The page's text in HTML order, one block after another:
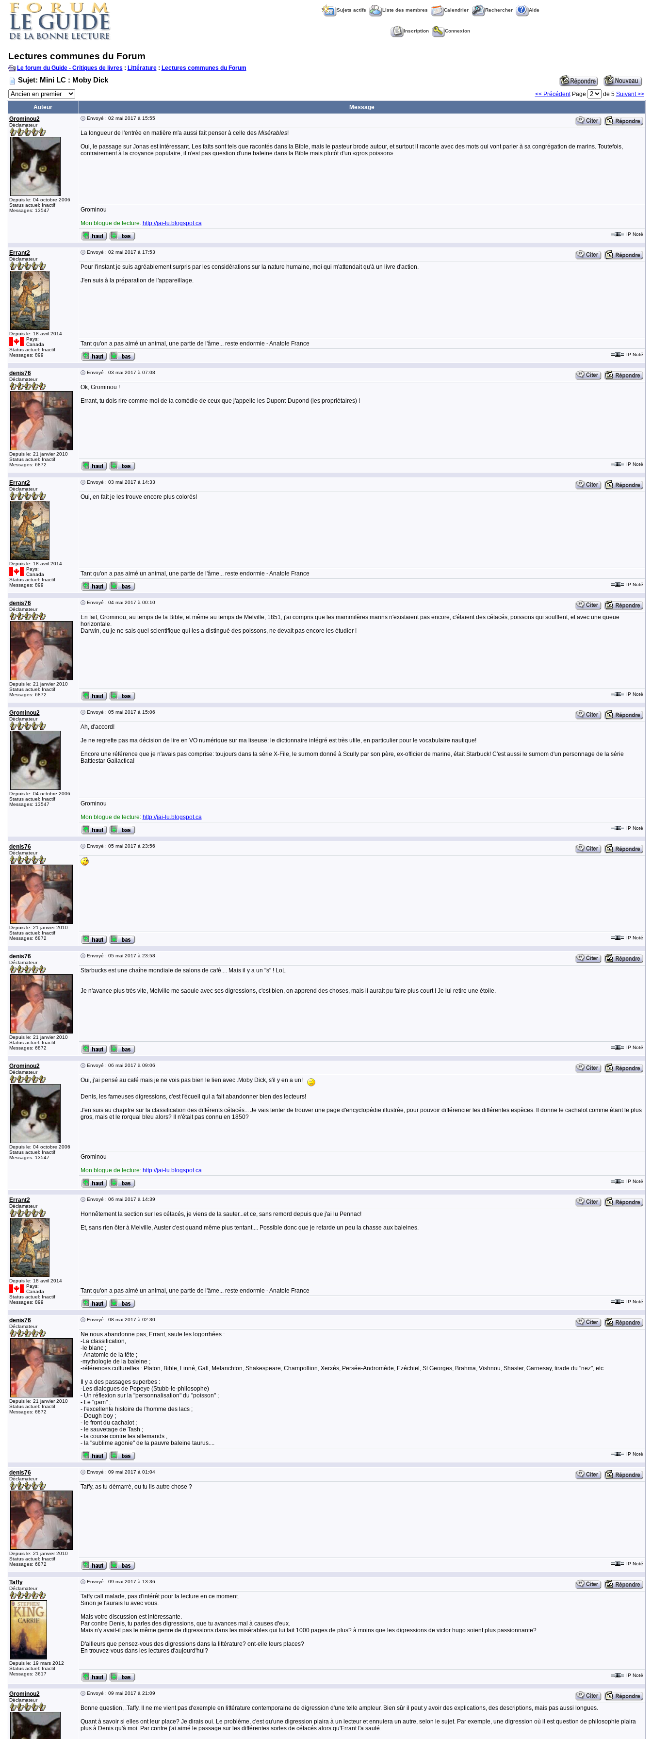
Sujets actifs Liste des membres Calendrier Rechercher Aide
Inscription Connexion
Lectures communes du Forum
Le forum du Guide - Critiques de livres : Littérature: Lectures communes du Forum
Sujet: Mini LC : Moby Dick
<< PrécédentPage de 5 Suivant >>
Auteur
Message
Grominou2
Déclamateur
Depuis le: 04 octobre 2006
Status actuel: Inactif
Messages: 13547
Envoyé : 02 mai 2017 à 15:55
La longueur de l'entrée en matière m'a aussi fait penser à celle des Misérables!
Oui, le passage sur Jonas est intéressant. Les faits sont tels que racontés dans la Bible, mais le pasteur brode autour, et surtout il raconte avec des mots qui vont parler à sa congrégation de marins. Toutefois,
contrairement à la croyance populaire, il n'est pas question d'une baleine dans la Bible mais plutôt d'un «gros poisson».
Grominou
Mon blogue de lecture: http://jai-lu.blogspot.ca
IP Noté
Errant2
Déclamateur
Depuis le: 18 avril 2014
Pays:
Canada
Status actuel: Inactif
Messages: 899
Envoyé : 02 mai 2017 à 17:53
Pour l'instant je suis agréablement surpris par les considérations sur la nature humaine, moi qui m'attendait qu'à un livre d'action.
J'en suis à la préparation de l'appareillage.
Tant qu'on a pas aimé un animal, une partie de l'âme... reste endormie - Anatole France
IP Noté
denis76
Déclamateur
Depuis le: 21 janvier 2010
Status actuel: Inactif
Messages: 6872
Envoyé : 03 mai 2017 à 07:08
Ok, Grominou !
Errant, tu dois rire comme moi de la comédie de ceux que j'appelle les Dupont-Dupond (les propriétaires) !
IP Noté
Errant2
Déclamateur
Depuis le: 18 avril 2014
Pays:
Canada
Status actuel: Inactif
Messages: 899
Envoyé : 03 mai 2017 à 14:33
Oui, en fait je les trouve encore plus colorés!
Tant qu'on a pas aimé un animal, une partie de l'âme... reste endormie - Anatole France
IP Noté
denis76
Déclamateur
Depuis le: 21 janvier 2010
Status actuel: Inactif
Messages: 6872
Envoyé : 04 mai 2017 à 00:10
En fait, Grominou, au temps de la Bible, et même au temps de Melville, 1851, j'ai compris que les mammifères marins n'existaient pas encore, c'étaient des cétacés, poissons qui soufflent, et avec une queue
horizontale.
Darwin, ou je ne sais quel scientifique qui les a distingué des poissons, ne devait pas encore les étudier !
IP Noté
Grominou2
Déclamateur
Depuis le: 04 octobre 2006
Status actuel: Inactif
Messages: 13547
Envoyé : 05 mai 2017 à 15:06
Ah, d'accord!
Je ne regrette pas ma décision de lire en VO numérique sur ma liseuse: le dictionnaire intégré est très utile, en particulier pour le vocabulaire nautique!
Encore une référence que je n'avais pas comprise: toujours dans la série X-File, le surnom donné à Scully par son père, ex-officier de marine, était Starbuck! C'est aussi le surnom d'un personnage de la série
Battlestar Gallactica!
Grominou
Mon blogue de lecture: http://jai-lu.blogspot.ca
IP Noté
denis76
Déclamateur
Depuis le: 21 janvier 2010
Status actuel: Inactif
Messages: 6872
Envoyé : 05 mai 2017 à 23:56
IP Noté
denis76
Déclamateur
Depuis le: 21 janvier 2010
Status actuel: Inactif
Messages: 6872
Envoyé : 05 mai 2017 à 23:58
Starbucks est une chaîne mondiale de salons de café.... Mais il y a un "s" ! LoL
Je n'avance plus très vite, Melville me saoule avec ses digressions, c'est bien, on apprend des choses, mais il aurait pu faire plus court ! Je lui retire une étoile.
IP Noté
Grominou2
Déclamateur
Depuis le: 04 octobre 2006
Status actuel: Inactif
Messages: 13547
Envoyé : 06 mai 2017 à 09:06
Oui, j'ai pensé au café mais je ne vois pas bien le lien avec .Moby Dick, s'il y en a un!
Denis, les fameuses digressions, c'est l'écueil qui a fait abandonner bien des lecteurs!
J'en suis au chapitre sur la classification des différents cétacés... Je vais tenter de trouver une page d'encyclopédie illustrée, pour pouvoir différencier les différentes espèces. Il donne le cachalot comme étant le plus
gros, mais et le rorqual bleu alors? Il n'était pas connu en 1850?
Grominou
Mon blogue de lecture: http://jai-lu.blogspot.ca
IP Noté
Errant2
Déclamateur
Depuis le: 18 avril 2014
Pays:
Canada
Status actuel: Inactif
Messages: 899
Envoyé : 06 mai 2017 à 14:39
Honnêtement la section sur les cétacés, je viens de la sauter...et ce, sans remord depuis que j'ai lu Pennac!
Et, sans rien ôter à Melville, Auster c'est quand même plus tentant.... Possible donc que je retarde un peu la chasse aux baleines.
Tant qu'on a pas aimé un animal, une partie de l'âme... reste endormie - Anatole France
IP Noté
denis76
Déclamateur
Depuis le: 21 janvier 2010
Status actuel: Inactif
Messages: 6872
Envoyé : 08 mai 2017 à 02:30
Ne nous abandonne pas, Errant, saute les logorrhées :
-La classification,
-le blanc ;
- Anatomie de la tête ;
-mythologie de la baleine ;
-références culturelles : Platon, Bible, Linné, Gall, Melanchton, Shakespeare, Champollion, Xerxès, Persée-Andromède, Ezéchiel, St Georges, Brahma, Vishnou, Shaster, Garnesay, tirade du "nez", etc...
Il y a des passages superbes :
-Les dialogues de Popeye (Stubb-le-philosophe)
- Un réflexion sur la "personnalisation" du "poisson" ;
- Le "gam" ;
- l'excellente histoire de l'homme des lacs ;
- Dough boy ;
- le front du cachalot ;
- le sauvetage de Tash ;
- la course contre les allemands ;
- la "sublime agonie" de la pauvre baleine taurus....
IP Noté
denis76
Déclamateur
Depuis le: 21 janvier 2010
Status actuel: Inactif
Messages: 6872
Envoyé : 09 mai 2017 à 01:04
Taffy, as tu démarré, ou tu lis autre chose ?
IP Noté
Taffy
Déclamateur
Depuis le: 19 mars 2012
Status actuel: Inactif
Messages: 3617
Envoyé : 09 mai 2017 à 13:36
Taffy call malade, pas d'intérêt pour la lecture en ce moment.
Sinon je l'aurais lu avec vous.
Mais votre discussion est intéressante.
Par contre Denis, tu parles des digressions, que tu avances mal à causes d'eux.
Mais n'y avait-il pas le même genre de digressions dans les misérables qui lui fait 1000 pages de plus? à moins que les digressions de victor hugo soient plus passionnante?
D'ailleurs que pensez-vous des digressions dans la littérature? ont-elle leurs places?
En trouvez-vous dans les lectures d'aujourd'hui?
IP Noté
Grominou2
Déclamateur
Envoyé : 09 mai 2017 à 21:09
Bonne question, .Taffy. Il ne me vient pas d'exemple en littérature contemporaine de digression d'une telle ampleur. Bien sûr il peut y avoir des explications, des descriptions, mais pas aussi longues.
Quant à savoir si elles ont leur place? Je dirais oui. Le problème, c'est qu'une digression plaira à un lecteur et ennuiera un autre, selon le sujet. Par exemple, une digression où il est question de philosophie plaira
plus à Denis qu'à moi. Par contre j'ai aimé le passage sur les différentes sortes de cétacés alors qu'Errant l'a sauté.